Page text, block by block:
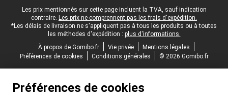
Pied-de-page légal
Les prix mentionnés sur cette page incluent la TVA, sauf indication
contraire. Les prix ne comprennent pas les frais d'expédition.
*Les délais de livraison ne s'appliquent pas à tous les produits ou à toutes
les méthodes d'expédition : plus d'informations.
À propos de Gomibo.fr
Vie privée
Mentions légales
Préférences de cookies
Conditions générales © 2026 Gomibo.fr
Préférences de cookies